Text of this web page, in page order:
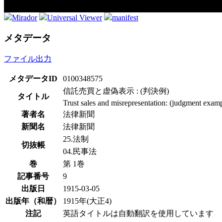
Mirador Universal Viewer manifest
メタデータ
ファイル出力
メタデータID 0100348575
タイトル
信託売買と虚偽表示 : (判決例)
Trust sales and misrepresentation: (judgment
著者名
法律新聞
新聞名
法律新聞
切抜帳
25.法制
04.民事法
巻
第 1巻
記事番号
9
出版日
1915-03-05
出版年（和暦）
1915年(大正4)
注記
英語タイトルは自動翻訳を使用しています